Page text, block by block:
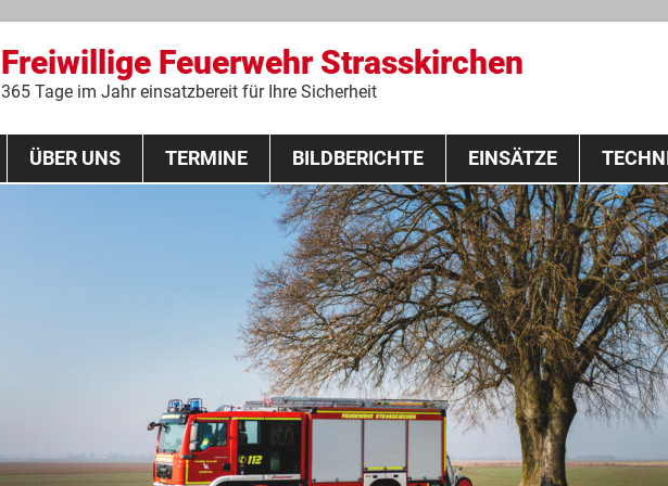
Freiwillige Feuerwehr Strasskirchen
365 Tage im Jahr einsatzbereit für Ihre Sicherheit
Zum
springen
ÜBER UNS TERMINE
THL Lehrgang 2020
BILDBERICHTE EINSÄTZE
Fahrzeuge
Ausrüstung